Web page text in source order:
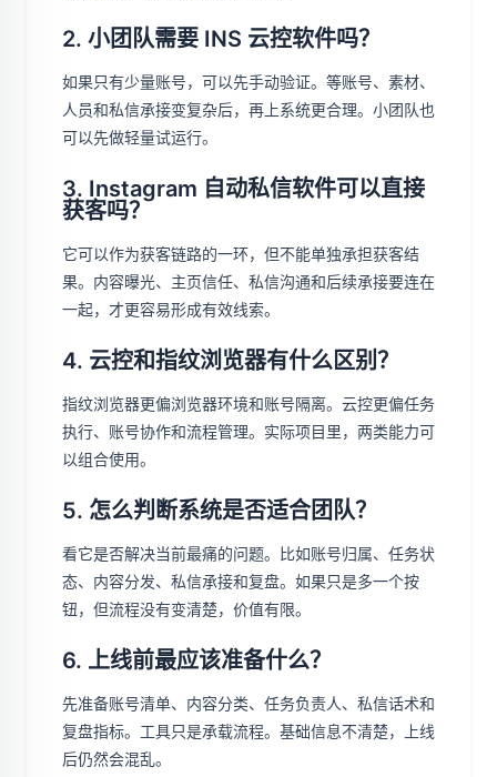
2. 小团队需要 INS 云控软件吗？
如果只有少量账号，可以先手动验证。等账号、素材、
人员和私信承接变复杂后，再上系统更合理。小团队也
可以先做轻量试运行。
3. Instagram 自动私信软件可以直接
获客吗？
它可以作为获客链路的一环，但不能单独承担获客结
果。内容曝光、主页信任、私信沟通和后续承接要连在
一起，才更容易形成有效线索。
4. 云控和指纹浏览器有什么区别？
指纹浏览器更偏浏览器环境和账号隔离。云控更偏任务
执行、账号协作和流程管理。实际项目里，两类能力可
以组合使用。
5. 怎么判断系统是否适合团队？
看它是否解决当前最痛的问题。比如账号归属、任务状
态、内容分发、私信承接和复盘。如果只是多一个按
钮，但流程没有变清楚，价值有限。
6. 上线前最应该准备什么？
先准备账号清单、内容分类、任务负责人、私信话术和
复盘指标。工具只是承载流程。基础信息不清楚，上线
后仍然会混乱。